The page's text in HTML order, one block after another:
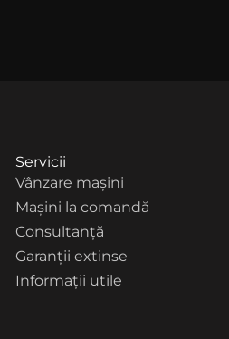
Servicii
Vânzare maşini
Maşini la comandă
Consultanţă
Garanţii extinse
Informaţii utile